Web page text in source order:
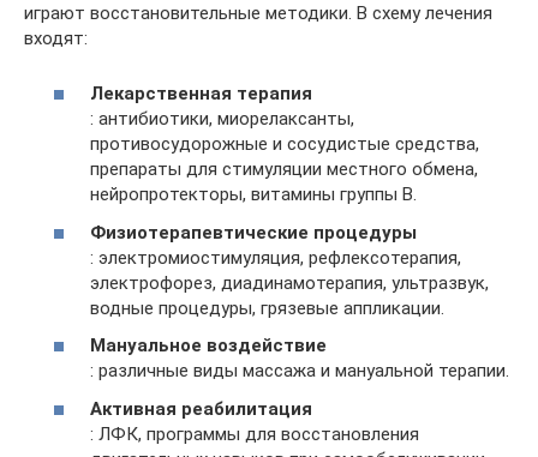
играют восстановительные методики. В схему лечения
входят:
Лекарственная терапия
: антибиотики, миорелаксанты,
противосудорожные и сосудистые средства,
препараты для стимуляции местного обмена,
нейропротекторы, витамины группы В.
Физиотерапевтические процедуры
: электромиостимуляция, рефлексотерапия,
электрофорез, диадинамотерапия, ультразвук,
водные процедуры, грязевые аппликации.
Мануальное воздействие
: различные виды массажа и мануальной терапии.
Активная реабилитация
: ЛФК, программы для восстановления